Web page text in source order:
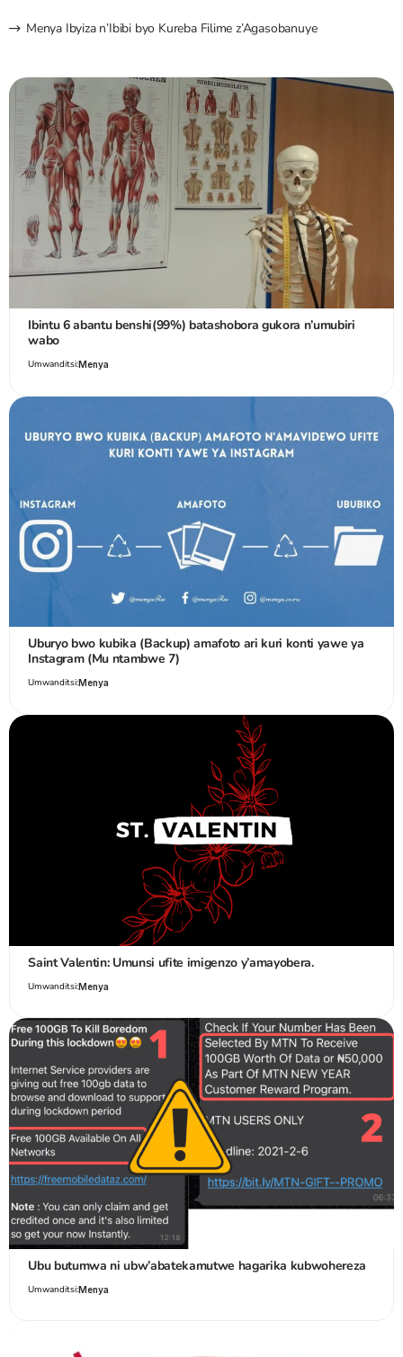
Menya Ibyiza n’Ibibi byo Kureba Filime z’Agasobanuye
Ibintu 6 abantu benshi(99%) batashobora gukora n’umubiri
wabo
Umwanditsi:Menya
Uburyo bwo kubika (Backup) amafoto ari kuri konti yawe ya
Instagram (Mu ntambwe 7)
Umwanditsi:Menya
Saint Valentin: Umunsi ufite imigenzo y’amayobera.
Umwanditsi:Menya
Ubu butumwa ni ubw’abatekamutwe hagarika kubwohereza
Umwanditsi:Menya